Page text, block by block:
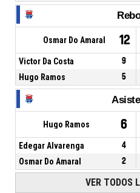
Osmar Do Amaral 12
Victor Da Costa 9
Hugo Ramos
5
Hugo Ramos 6
Edegar Alvarenga 4
Osmar Do Amaral
2
VER TODOS